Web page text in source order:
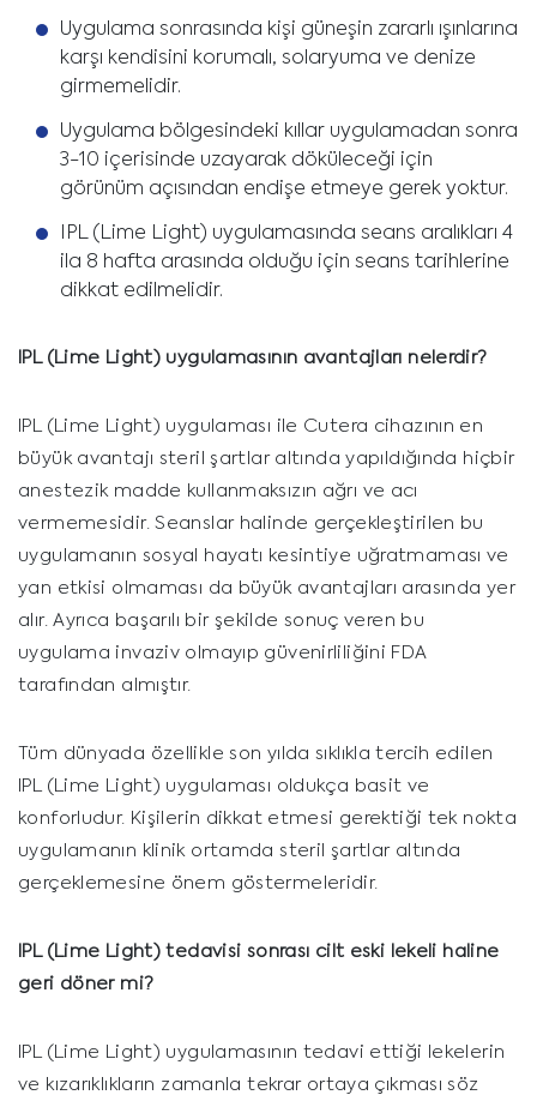
Uygulama sonrasında kişi güneşin zararlı ışınlarına
karşı kendisini korumalı, solaryuma ve denize
girmemelidir.
Uygulama bölgesindeki kıllar uygulamadan sonra
3-10 içerisinde uzayarak döküleceği için
görünüm açısından endişe etmeye gerek yoktur.
IPL (Lime Light) uygulamasında seans aralıkları 4
ila 8 hafta arasında olduğu için seans tarihlerine
dikkat edilmelidir.
IPL (Lime Light) uygulamasının avantajları nelerdir?
IPL (Lime Light) uygulaması ile Cutera cihazının en
büyük avantajı steril şartlar altında yapıldığında hiçbir
anestezik madde kullanmaksızın ağrı ve acı
vermemesidir. Seanslar halinde gerçekleştirilen bu
uygulamanın sosyal hayatı kesintiye uğratmaması ve
yan etkisi olmaması da büyük avantajları arasında yer
alır. Ayrıca başarılı bir şekilde sonuç veren bu
uygulama invaziv olmayıp güvenirliliğini FDA
tarafından almıştır.
Tüm dünyada özellikle son yılda sıklıkla tercih edilen
IPL (Lime Light) uygulaması oldukça basit ve
konforludur. Kişilerin dikkat etmesi gerektiği tek nokta
uygulamanın klinik ortamda steril şartlar altında
gerçeklemesine önem göstermeleridir.
IPL (Lime Light)tedavisi sonrası cilt eski lekeli haline
geri döner mi?
IPL (Lime Light) uygulamasının tedavi ettiği lekelerin
ve kızarıklıkların zamanla tekrar ortaya çıkması söz